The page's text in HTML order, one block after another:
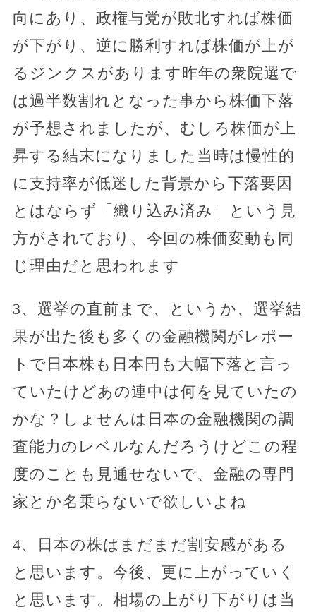
向にあり、政権与党が敗北すれば株価
が下がり、逆に勝利すれば株価が上が
るジンクスがあります昨年の衆院選で
は過半数割れとなった事から株価下落
が予想されましたが、むしろ株価が上
昇する結末になりました当時は慢性的
に支持率が低迷した背景から下落要因
とはならず「織り込み済み」という見
方がされており、今回の株価変動も同
じ理由だと思われます
3、選挙の直前まで、というか、選挙結
果が出た後も多くの金融機関がレポー
トで日本株も日本円も大幅下落と言っ
ていたけどあの連中は何を見ていたの
かな？しょせんは日本の金融機関の調
査能力のレベルなんだろうけどこの程
度のことも見通せないで、金融の専門
家とか名乗らないで欲しいよね
4、日本の株はまだまだ割安感がある
と思います。今後、更に上がっていく
と思います。相場の上がり下がりは当